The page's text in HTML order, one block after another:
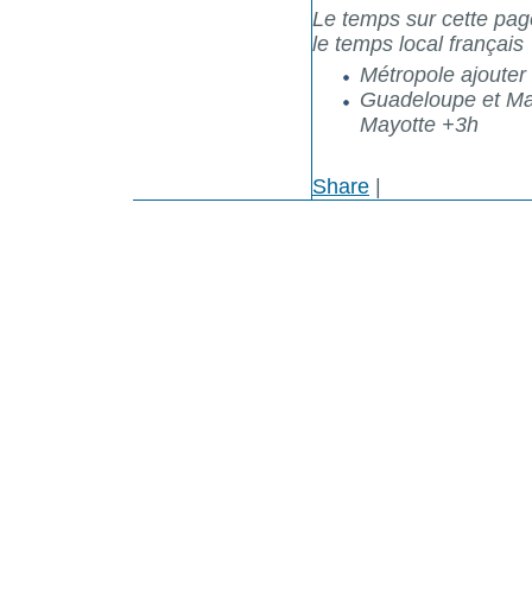
Le temps sur cette
le temps local français
Métropole
Guadeloupe et
Mayotte +3h
Share